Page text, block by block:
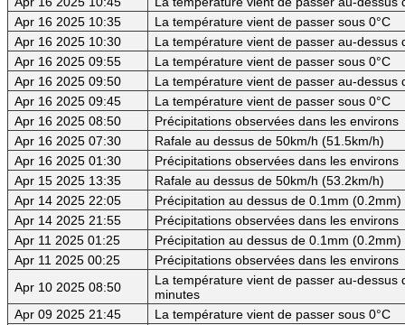
Apr 16 2025 10:35
La température vient de passer sous 0°C
Apr 16 2025 10:30
La température vient de passer au-
Apr 16 2025 09:55
La température vient de passer sous 0°C
Apr 16 2025 09:50
La température vient de passer au-dessus
Apr 16 2025 09:45
La température vient de passer sous 0°C
Apr 16 2025 08:50
Précipitations observées dans les environs
Apr 16 2025 07:30
Rafale au dessus de 50km/h (51.5km/h)
Apr 16 2025 01:30
Précipitations observées dans les environs
Apr 15 2025 13:35
Rafale au dessus de 50km/h (53.2km/h)
Apr 14 2025 22:05
Précipitation au dessus de 0.1mm
Apr 14 2025 21:55
Précipitations observées dans les environs
Apr 11 2025 01:25
Précipitation au dessus de 0.1mm
Apr 11 2025 00:25
Précipitations observées dans les environs
Apr 10 2025 08:50
La température vient de passer au-dessus
minutes
Apr 09 2025 21:45
La température vient de passer sous 0°C